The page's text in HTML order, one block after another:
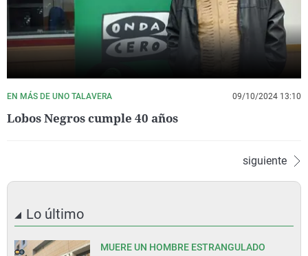
EN MÁS DE UNO TALAVERA 09/10/2024 13:10
Lobos Negros cumple 40 años
siguiente
Lo último
MUERE UN HOMBRE ESTRANGULADO